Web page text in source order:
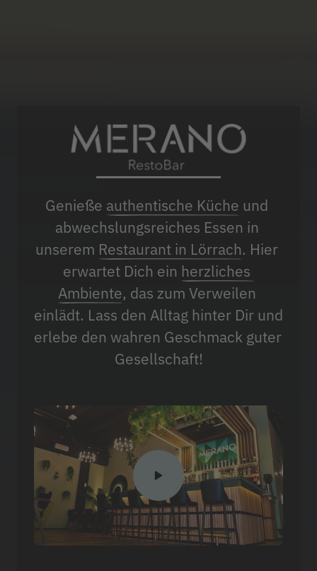
Genieße authentische Küche und
abwechslungsreiches Essen in
unserem Restaurant in Lörrach. Hier
erwartet Dich ein
Ambiente, das zum Verweilen
einlädt. Lass den Alltag hinter Dir und
erlebe den wahren Geschmack guter
Gesellschaft!